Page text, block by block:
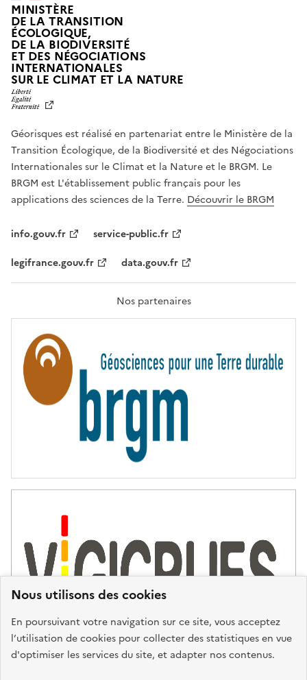
Nous utilisons des cookies
En poursuivant votre navigation sur ce site, vous acceptez
l’utilisation de cookies pour collecter des statistiques en vue
d'optimiser les services du site, et adapter nos contenus.
MINISTÈRE
DE LA TRANSITION
ÉCOLOGIQUE,
DE LA BIODIVERSITÉ
ET DES NÉGOCIATIONS
INTERNATIONALES
SUR LE CLIMAT ET LA NATUREL
T
É
,
É
G
A
L
F
A
T
R
T
É
Géorisques est réalisé en partenariat entre le Ministère de la
Transition Écologique, de la Biodiversité et des Négociations
Internationales sur le Climat et la Nature et le BRGM. Le
BRGM est L'établissement public français pour les
applications des sciences de la Terre. Découvrir le BRGM
info.gouv.fr
service-public.fr
legifrance.gouv.fr
data.gouv.fr
Nos partenaires